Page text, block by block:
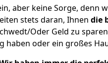
aber keine Sorge, denn
stets daran, Ihnen die
Oder Geld zu
haben oder ein großes